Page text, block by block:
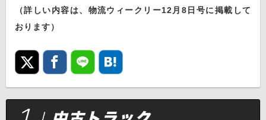
（詳しい内容は、物流ウィークリー12月8日号に掲載して
おります）